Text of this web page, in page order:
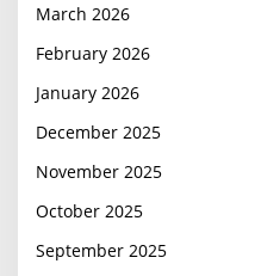
March 2026
February 2026
January 2026
December 2025
November 2025
October 2025
September 2025